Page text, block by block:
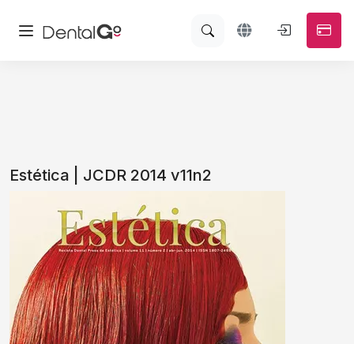
Estética | JCDR 2014 v11n2